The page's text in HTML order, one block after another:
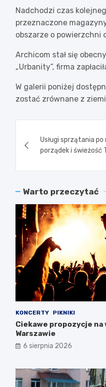
Nadchodzi czas
przeznaczone
obszarze o powierzchni
Archicom stał się
„Urbanity”, firma
W galerii poniżej
zostać zrównane z
wpisu
Usługi sprzątania
porządek i świeżość
Warto przeczytać
KONCERTY PIKNIKI
Ciekawe propozycje na
Warszawie
6 sierpnia 2026